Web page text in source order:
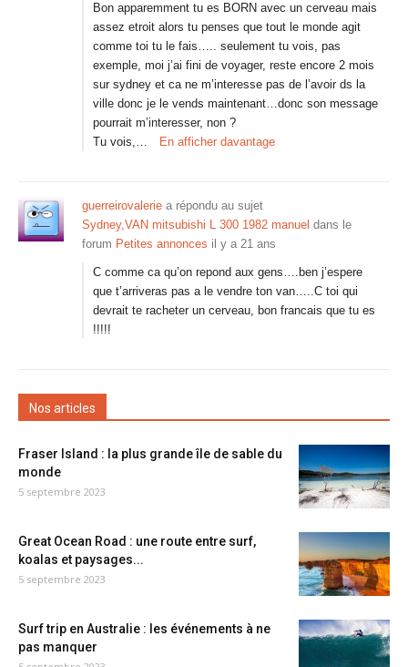
Bon apparemment tu es BORN avec un cerveau mais
assez etroit alors tu penses que tout le monde agit
comme toi tu le fais….. seulement tu vois, pas
exemple, moi j’ai fini de voyager, reste encore 2 mois
sur sydney et ca ne m’interesse pas de l’avoir ds la
ville donc je le vends maintenant…donc son message
pourrait m’interesser, non ?
Tu vois,…
En afficher davantage
guerreirovalerie a répondu au sujet
Sydney,VAN mitsubishi L 300 1982 manuel dans le
forum Petites annonces il y a 21 ans
C comme ca qu’on repond aux gens….ben j’espere
que t’arriveras pas a le vendre ton van…..C toi qui
devrait te racheter un cerveau, bon francais que tu es
!!!!!
Nos articles
Fraser Island : la plus grande île de sable du
monde
5 septembre 2023
Great Ocean Road : une route entre surf,
koalas et paysages...
5 septembre 2023
Surf trip en Australie : les événements à ne
pas manquer